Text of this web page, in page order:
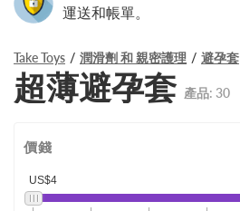
運送和帳單。
Take Toys 潤滑劑 和 親密護理 避孕套
超薄避孕套 產品: 30
價錢
US$4